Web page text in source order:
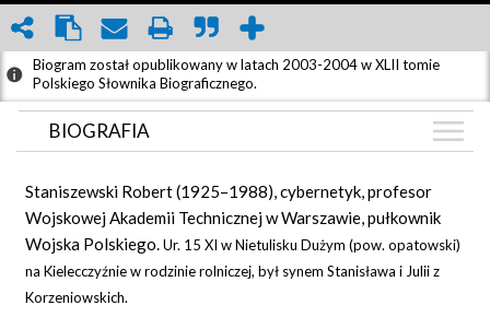
Biogram został opublikowany w latach 2003-2004 w XLII tomie
Polskiego Słownika Biograficznego.
BIOGRAFIA
GRAF POWIĄZAŃ
DYSKUSJA
Mapa
Staniszewski Robert (1925–1988), cybernetyk, profesor
Wojskowej Akademii Technicznej w Warszawie, pułkownik
Wojska Polskiego.Ur. 15 XI w Nietulisku Dużym (pow. opatowski)
na Kielecczyźnie w rodzinie rolniczej, był synem Stanisława i Julii z
Korzeniowskich.